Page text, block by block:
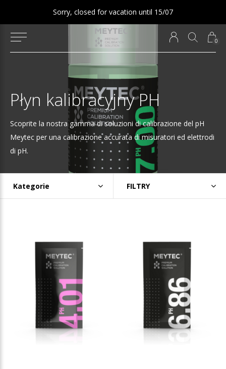
0
Sorry, closed for vacation until 15/07
Płyn kalibracyjny PH
Scoprite la nostra gamma di soluzioni di calibrazione del pH
Meytec per una calibrazione accurata di misuratori ed elettrodi
di pH.
Kategorie FILTRY